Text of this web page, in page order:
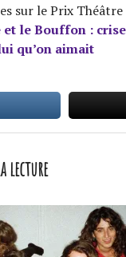
sur le Prix Théâtre
et le Bouffon :
qu’on aimait
lecture